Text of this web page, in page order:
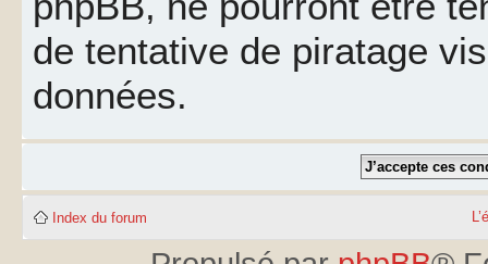
de tentative de piratage
données.
Index du forum